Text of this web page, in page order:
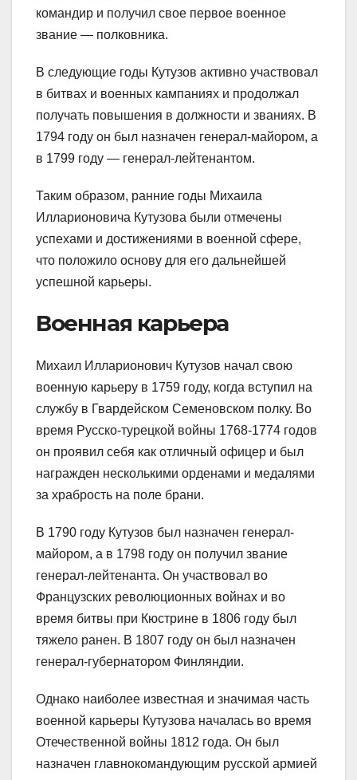
командир и получил свое первое военное
звание — полковника.
В следующие годы Кутузов активно участвовал
в битвах и военных кампаниях и продолжал
получать повышения в должности и званиях. В
1794 году он был назначен генерал-майором, а
в 1799 году — генерал-лейтенантом.
Таким образом, ранние годы Михаила
Илларионовича Кутузова были отмечены
успехами и достижениями в военной сфере,
что положило основу для его дальнейшей
успешной карьеры.
Военная карьера
Михаил Илларионович Кутузов начал свою
военную карьеру в 1759 году, когда вступил на
службу в Гвардейском Семеновском полку. Во
время Русско-турецкой войны 1768-1774 годов
он проявил себя как отличный офицер и был
награжден несколькими орденами и медалями
за храбрость на поле брани.
В 1790 году Кутузов был назначен генерал-
майором, а в 1798 году он получил звание
генерал-лейтенанта. Он участвовал во
Французских революционных войнах и во
время битвы при Кюстрине в 1806 году был
тяжело ранен. В 1807 году он был назначен
генерал-губернатором Финляндии.
Однако наиболее известная и значимая часть
военной карьеры Кутузова началась во время
Отечественной войны 1812 года. Он был
назначен главнокомандующим русской армией